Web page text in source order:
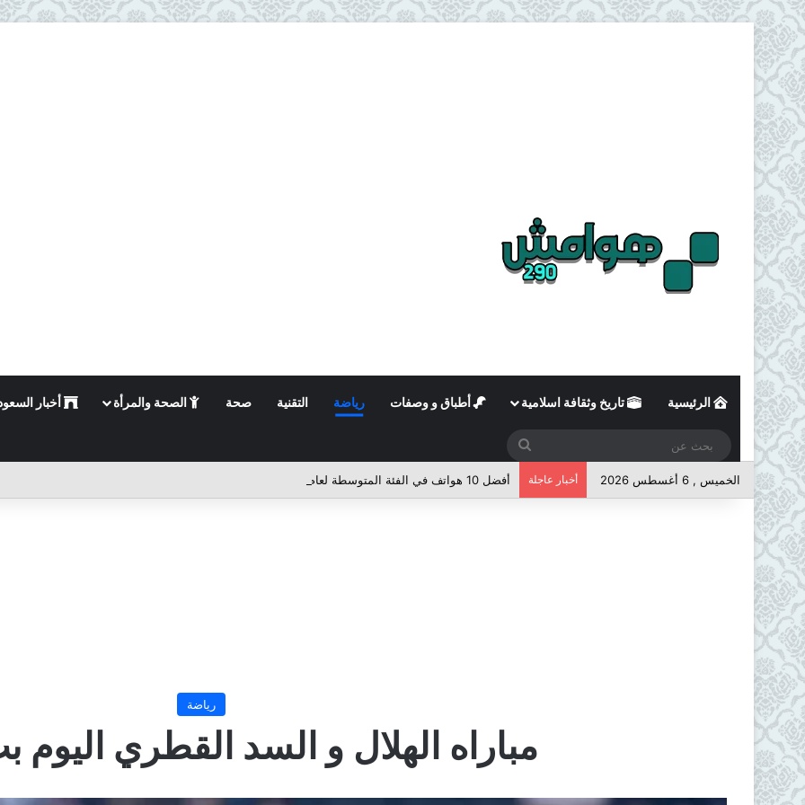
الرئيسية تاريخ وثقافة اسلامية أطباق و وصفات رياضة التقنية صحة الصحة والمرأة أخبار
عن
الخميس , 6 أغسطس 2026 أخبار عاجلة أفضل 10 هواتف في الفئة المتوسطة لعام 2026
رياضة
مباراه الهلال و السد القطري اليوم